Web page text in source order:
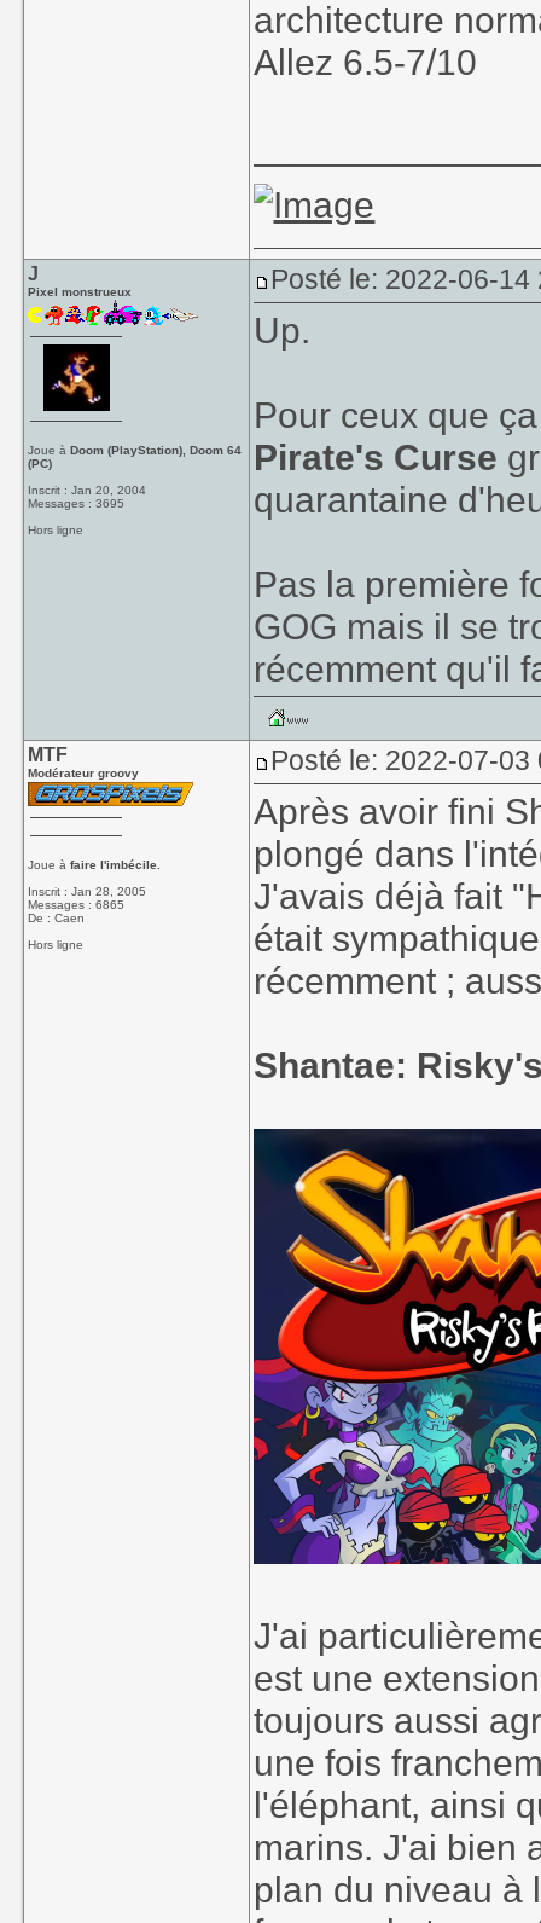
architecture
Allez 6.5-7/10
J
Pixel monstrueux
Joue àDoom (PlayStation), Doom 64
(PC)
Inscrit : Jan 20, 2004
Messages : 3695
Hors ligne
Posté le: 2022-06-
Up.
Pour ceux que
Pirate's Curse
quarantaine
Pas la première
GOG mais il se
récemment qu'il
MTF
Modérateur groovy
Joue àfaire l'imbécile.
Inscrit : Jan 28, 2005
Messages : 6865
De : Caen
Hors ligne
Posté le: 2022-07-03
Après avoir fini
plongé dans
J'avais déjà fait
était
récemment ;
Shantae:
J'ai
est une
toujours aussi
une fois
l'éléphant, ainsi
marins. J'ai bien
plan du niveau à